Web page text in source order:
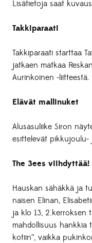
Lisätietoja saat
Takkiparaati
Takkiparaati starttaa
jatkaen matkaa
Aurinkoinen -liitteestä.
Elävät mallinuket
Alusasuliike Siron
esittelevät pikkujoulu-
The 3ees viihdyttää!
Hauskan sähäkkä ja
naisen Elinan,
ja klo 13, 2.kerroksen
mahdollisuus hankkia
kotiin”, vaikka